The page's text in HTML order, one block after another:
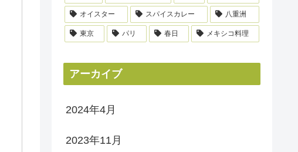
オイスター スパイスカレー 八重洲
東京 パリ 春日 メキシコ料理
アーカイブ
2024年4月
2023年11月